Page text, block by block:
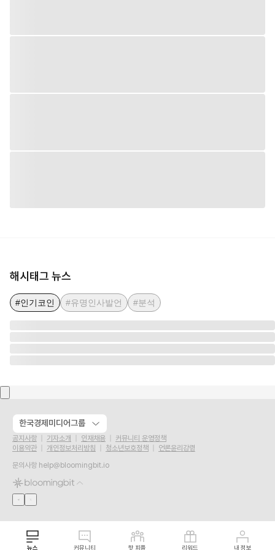
해시태그 뉴스
#인기코인 #유명인사발언 #분석
한국경제미디어그룹
공지사항 기자소개 인재채용
커뮤니티 운영정책
이용약관
개인정보처리방침 청소년보호정책
언론윤리강령
문의사항 help@bloomingbit.io
뉴스 커뮤니티 핫 피플 리워드 내 정보